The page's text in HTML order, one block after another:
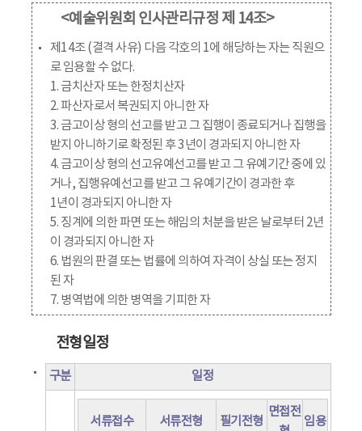
<예술위원회 인사관리규정 제 14조>
제14조 (결격 사유) 다음 각호의 1에 해당하는 자는 직원으
로 임용할 수 없다.
1. 금치산자 또는 한정치산자
2. 파산자로서 복권되지 아니한 자
3. 금고이상 형의 선고를 받고 그 집행이 종료되거나 집행을
받지 아니하기로 확정된 후 3년이 경과되지 아니한 자
4. 금고이상 형의 선고유예선고를 받고 그 유예기간 중에 있
거나, 집행유예선고를 받고 그 유예기간이 경과한 후
1년이 경과되지 아니한 자
5. 징계에 의한 파면 또는 해임의 처분을 받은 날로부터 2년
이 경과되지 아니한 자
6. 법원의 판결 또는 법률에 의하여 자격이 상실 또는 정지
된 자
7. 병역법에 의한 병역을 기피한 자
전형일정
구분 일정
서류접수 서류전형 필기전형
면접전
임용